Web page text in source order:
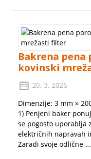
Bakrena
kovinski
20. 3. 2026
Dimenzije: 3 mm ×
1) Penjeni baker
se pogosto uporablja
električnih napravah
Zaradi svoje odlične ...